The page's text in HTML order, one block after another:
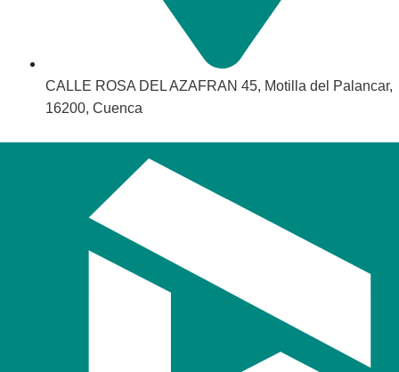
CALLE ROSA DEL AZAFRAN 45, Motilla del Palancar,
16200, Cuenca